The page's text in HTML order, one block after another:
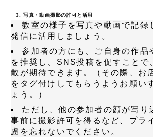
3. 写真・動画撮影の許可と活用
教室の様子を写真や動画で記録
発信に活用しましょう。
参加者の方にも、ご自身の作品
を推奨し、SNS投稿を促すことで
散が期待できます。（その際、お
をタグ付けしてもらうようお願い
ょう。）
ただし、他の参加者の顔が写り
事前に撮影許可を得るなど、プラ
慮を忘れないでください。